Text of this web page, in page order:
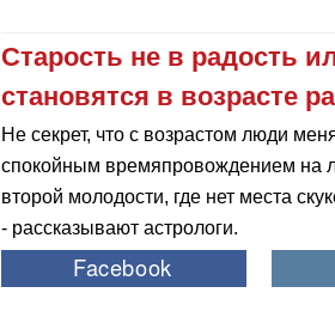
Старость не в радость
становятся в возрасте
Не секрет, что с возрастом люди
спокойным времяпровождением на
второй молодости, где нет места
- рассказывают астрологи.